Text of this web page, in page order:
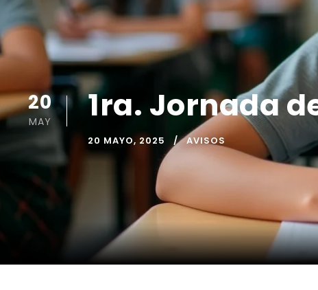
20
MAY 1ra. Jornada
20 MAYO, 2025 AVISOS